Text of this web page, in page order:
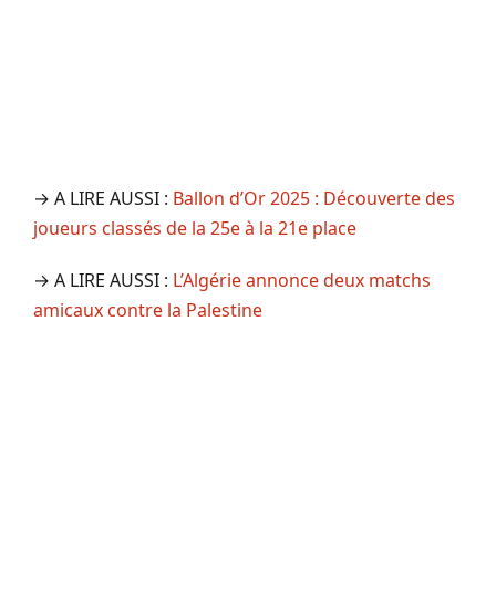
→ A LIRE AUSSI : Ballon d’Or 2025 : Découverte des
joueurs classés de la 25e à la 21e place
→ A LIRE AUSSI : L’Algérie annonce deux matchs
amicaux contre la Palestine